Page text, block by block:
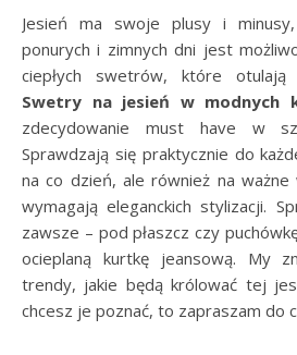
Jesień ma swoje plusy i minusy, ale ogromną zaletą
ponurych i zimnych dni jest
ciepłych swetrów, które otulają
Swetry na jesień w modnych
zdecydowanie must have w
Sprawdzają się praktycznie do
na co dzień, ale również na
wymagają eleganckich stylizacji.
zawsze – pod płaszcz czy
ocieplaną kurtkę jeansową. My
trendy, jakie będą królować tej
chcesz je poznać, to zapraszam do